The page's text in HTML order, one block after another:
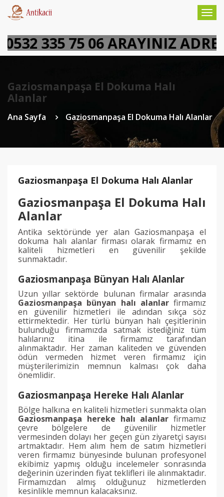
335 75 06 ARAYINIZ
Gaziosmanpaşa El Dokuma Halı
Alanlar
Ana Sayfa Gaziosmanpaşa El Dokuma Halı Alanlar
Gaziosmanpaşa El Dokuma Halı Alanlar
Gaziosmanpaşa El Dokuma Halı
Alanlar
Antika sektöründe yer alan Gaziosmanpaşa el
dokuma halı alanlar firması olarak firmamız en
kaliteli hizmetleri en güvenilir şekilde
sunmaktadır.
Gaziosmanpaşa Bünyan Halı Alanlar
Uzun yıllar sektörde bulunan firmalar arasında
Gaziosmanpaşa bünyan halı alanlarfirmamız
en güvenilir hizmetleri ile adından sıkça söz
ettirmektedir. Her türlü bünyan halı çeşitlerinin
bulunduğu firmamızda satmak istediğiniz tüm
halılarınız itina ile firmamız tarafından
alınmaktadır. Her zaman kaliteden ve güvenden
ödün vermeden hizmet veren firmamız için
müşterilerimizin memnun kalması çok daha
önemlidir.
Gaziosmanpaşa Hereke Halı Alanlar
Bölge halkına en kaliteli hizmetleri sunmakta olan
Gaziosmanpaşa hereke halı alanlar firmamız
çevre bölgelere de güvenilir hizmetler
vermesinden dolayı her geçen gün ziyaretçi sayısı
artmaktadır. Hem alım hem de satım hizmetleri
veren firmamız bünyesinde bulunan profesyonel
ekibimiz yapmış olduğu incelemeler sonrasında
değerinin üzerinden fiyat teklifleri ile alınmaktadır.
Firmamızdan almış olduğunuz hizmetlerden
kesinlikle memnun kalacaksınız.